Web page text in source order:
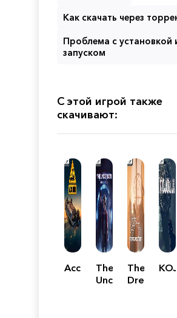
Как скачать через
Проблема с установкой
запуском
С этой игрой также
скачивают:
AccidentThe
Uncertain:
The